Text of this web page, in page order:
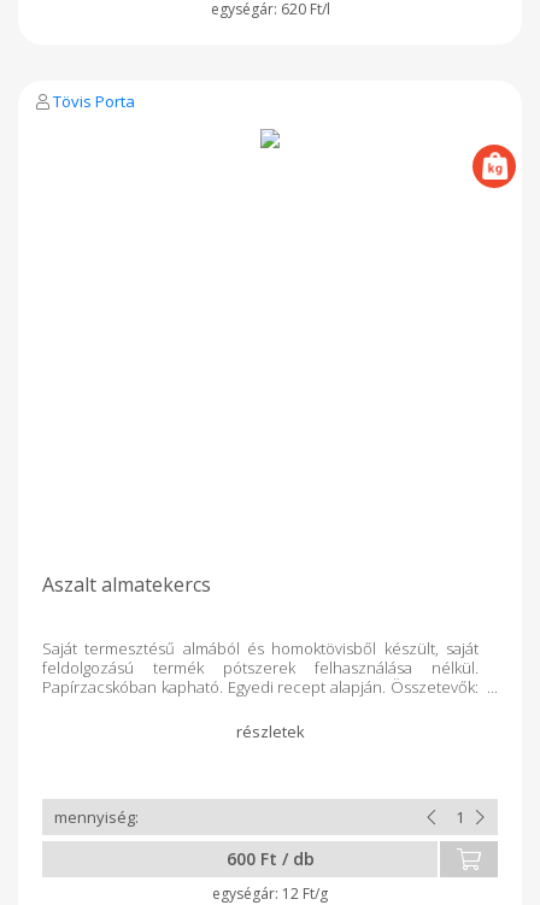
620 Ft/l
Tövis Porta
Aszalt almatekercs
Saját termesztésű almából és homoktövisből készült, saját
feldolgozású termék pótszerek felhasználása nélkül.
Papírzacskóban kapható. Egyedi recept alapján. Összetevők:
600 Ft / db
12 Ft/g